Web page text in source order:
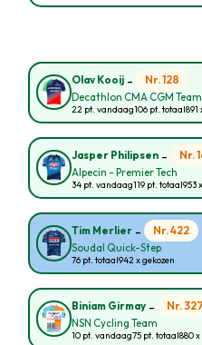
Olav Kooij - Nr. 128
Decathlon CMA CGM Team
22 pt. vandaag106 pt. totaal891
Jasper Philipsen - Nr.
Alpecin - Premier Tech
34 pt. vandaag119 pt. totaal953
Tim Merlier - Nr. 422
Soudal Quick-Step
76 pt. totaal942 x gekozen
Biniam Girmay - Nr. 327
NSN Cycling Team
10 pt. vandaag75 pt. totaal880 x